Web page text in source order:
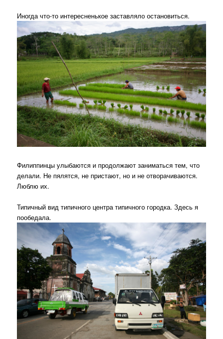
Иногда что-то интересненькое заставляло остановиться.
Филиппинцы улыбаются и продолжают заниматься тем, что
делали. Не пялятся, не пристают, но и не отворачиваются.
Люблю их.
Типичный вид типичного центра типичного городка. Здесь я
пообедала.